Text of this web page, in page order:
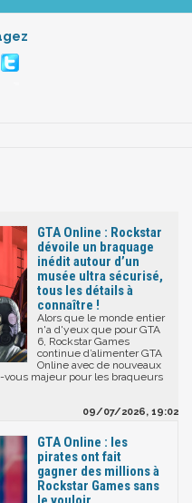
GTA Online : Rockstar
dévoile un braquage
inédit autour d’un
musée ultra sécurisé,
tous les détails à
connaître !
Alors que le monde entier
n'a d'yeux que pour GTA
6, Rockstar Games
continue d’alimenter GTA
Online avec de nouveaux
majeur pour les braqueurs
09/07/2026, 19:02
GTA Online : les
pirates ont fait
gagner des millions à
Rockstar Games sans